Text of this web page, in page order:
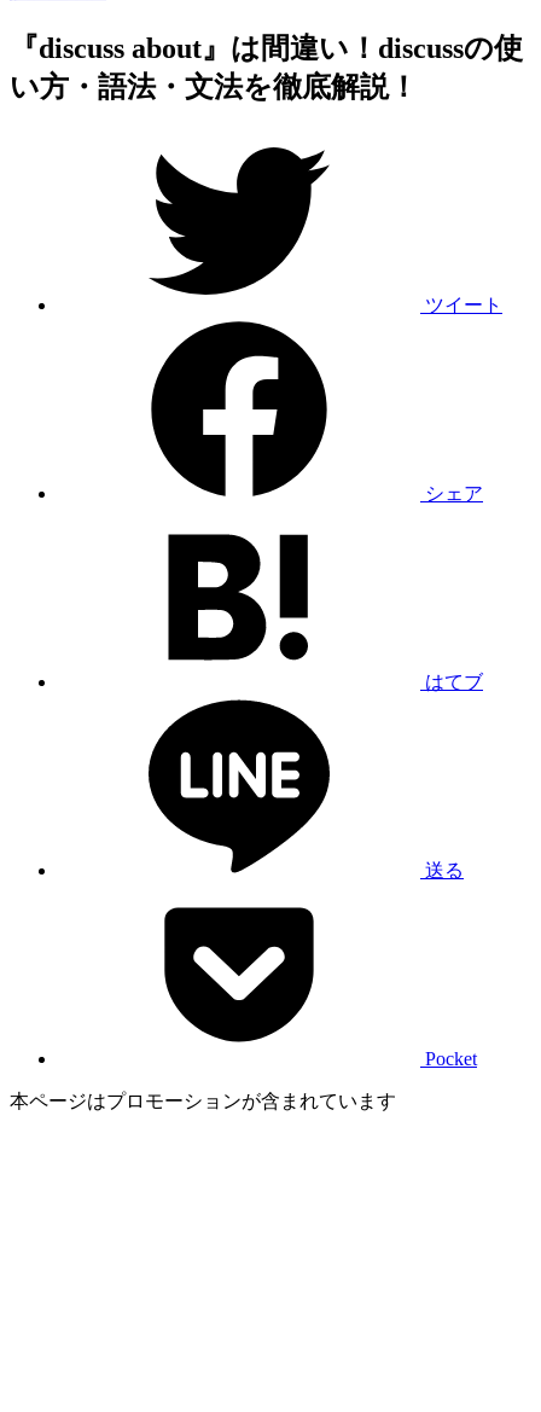
『discuss about』は間違い！discussの使
い方・語法・文法を徹底解説！
ツイート
シェア
はてブ
送る
Pocket
本ページはプロモーションが含まれています